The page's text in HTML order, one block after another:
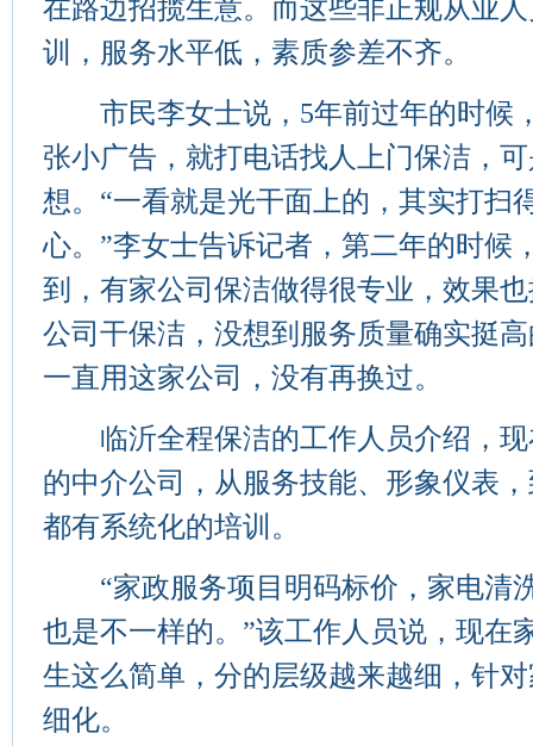
在路边招揽生意。而这些非正规从业
训，服务水平低，素质参差不齐。
市民李女士说，5年前过年的时候
张小广告，就打电话找人上门保洁，
想。“一看就是光干面上的，其实打扫
心。”李女士告诉记者，第二年的时候
到，有家公司保洁做得很专业，效果
公司干保洁，没想到服务质量确实挺
一直用这家公司，没有再换过。
临沂全程保洁的工作人员介绍，现
的中介公司，从服务技能、形象仪表
都有系统化的培训。
“家政服务项目明码标价，家电清
也是不一样的。”该工作人员说，现在
生这么简单，分的层级越来越细，针
细化。